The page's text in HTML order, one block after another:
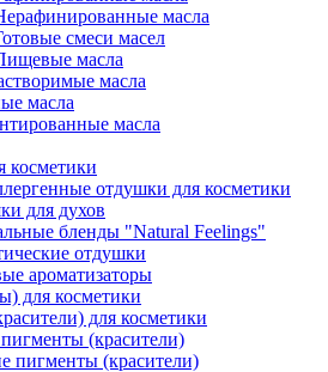
масла
смеси масел
масла
масла
масла
масла
косметики
отдушки для косметики
для духов
бленды "Natural Feelings"
отдушки
ароматизаторы
для косметики
для косметики
(красители)
пигменты (красители)